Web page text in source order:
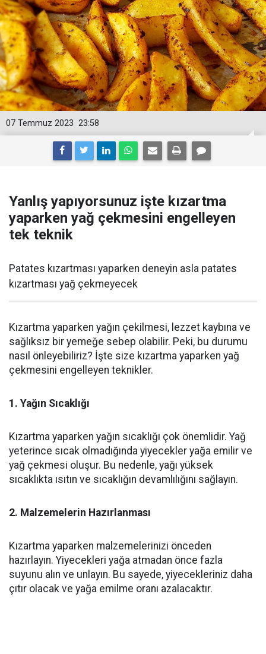
23:58
07 Temmuz 2023
Yanlış yapıyorsunuz işte kızartma
yaparken yağ çekmesini engelleyen
tek teknik
Patates kızartması yaparken deneyin asla patates
kızartması yağ çekmeyecek
Kızartma yaparken yağın çekilmesi, lezzet kaybına ve
sağlıksız bir yemeğe sebep olabilir. Peki, bu durumu
nasıl önleyebiliriz? İşte size kızartma yaparken yağ
çekmesini engelleyen teknikler.
1. Yağın Sıcaklığı
Kızartma yaparken yağın sıcaklığı çok önemlidir. Yağ
yeterince sıcak olmadığında yiyecekler yağa emilir ve
yağ çekmesi oluşur. Bu nedenle, yağı yüksek
sıcaklıkta ısıtın ve sıcaklığın devamlılığını sağlayın.
2. Malzemelerin Hazırlanması
Kızartma yaparken malzemelerinizi önceden
hazırlayın. Yiyecekleri yağa atmadan önce fazla
suyunu alın ve unlayın. Bu sayede, yiyecekleriniz daha
çıtır olacak ve yağa emilme oranı azalacaktır.